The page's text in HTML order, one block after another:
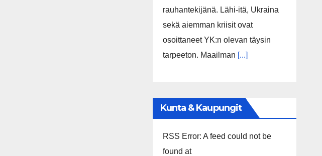
rauhantekijänä. Lähi-itä, Ukraina
sekä aiemman kriisit ovat
osoittaneet YK:n olevan täysin
tarpeeton. Maailman [...]
Kunta & Kaupungit
RSS Error: A feed could not be
found at